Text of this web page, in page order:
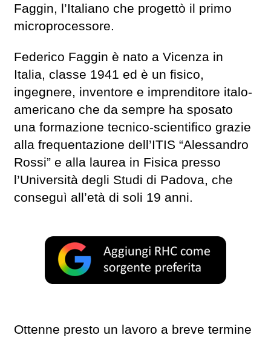
Faggin, l’Italiano che progettò il primo
microprocessore.
Federico Faggin è nato a Vicenza in
Italia, classe 1941 ed è un fisico,
ingegnere, inventore e imprenditore italo-
americano che da sempre ha sposato
una formazione tecnico-scientifico grazie
alla frequentazione dell’ITIS “Alessandro
Rossi” e alla laurea in Fisica presso
l’Università degli Studi di Padova, che
conseguì all’età di soli 19 anni.
Ottenne presto un lavoro a breve termine